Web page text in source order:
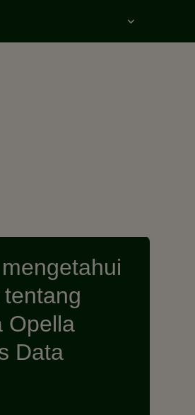
tentang
Opella
Data